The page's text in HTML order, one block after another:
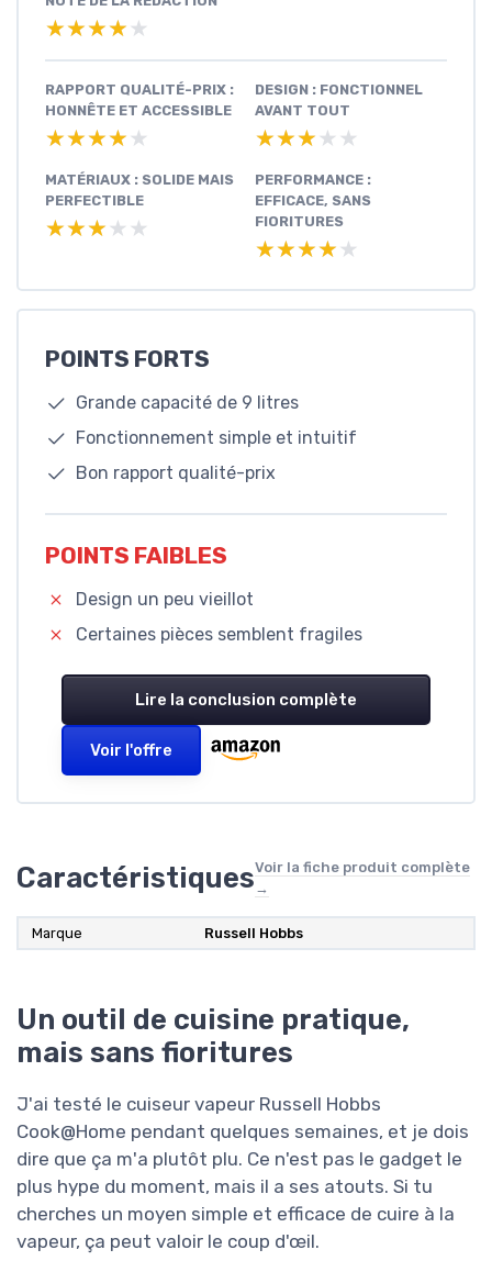
★★★★★
★★★★★
RAPPORT QUALITÉ-PRIX :
HONNÊTE ET ACCESSIBLE
★★★★★
★★★★★
DESIGN : FONCTIONNEL
AVANT TOUT
★★★★★
★★★★★
MATÉRIAUX : SOLIDE MAIS
PERFECTIBLE
★★★★★
★★★★★
PERFORMANCE :
EFFICACE, SANS
FIORITURES
★★★★★
★★★★★
POINTS FORTS
Grande capacité de 9 litres
Fonctionnement simple et intuitif
Bon rapport qualité-prix
POINTS FAIBLES
Design un peu vieillot
Certaines pièces semblent fragiles
Lire la conclusion complète
Voir l'offre
CaractéristiquesVoir la fiche produit complète
→
Marque ‎Russell Hobbs
Un outil de cuisine pratique,
mais sans fioritures
J'ai testé le cuiseur vapeur Russell Hobbs
Cook@Home pendant quelques semaines, et je dois
dire que ça m'a plutôt plu. Ce n'est pas le gadget le
plus hype du moment, mais il a ses atouts. Si tu
cherches un moyen simple et efficace de cuire à la
vapeur, ça peut valoir le coup d'œil.